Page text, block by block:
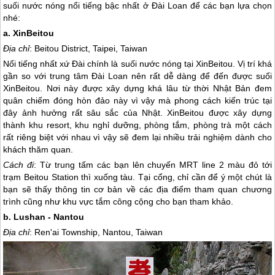
suối nước nóng nổi tiếng bậc nhất ở Đài Loan để các bạn lựa chọn
nhé:
a. XinBeitou
Địa chỉ: Beitou District, Taipei, Taiwan
Nổi tiếng nhất xứ Đài chính là suối nước nóng tại XinBeitou. Vị trí khá
gần so với trung tâmĐài Loan nên rất dễ dàng để đến được suối
XinBeitou. Nơi này được xây dựng khá lâu từ thời Nhật Bản đem
quân chiếm đóng hòn đảo này vì vậy mà phong cách kiến trúc tại
đây ảnh hưởng rất sâu sắc của Nhật. XinBeitou được xây dựng
thành khu resort, khu nghỉ dưỡng, phòng tắm, phòng trà một cách
rất riêng biệt với nhau vì vậy sẽ đem lại nhiều trải nghiệm dành cho
khách thăm quan.
Cách đi: Từ trung tấm các bạn lên chuyến MRT line 2 màu đỏ tới
trạm Beitou Station thì xuống tàu. Tại cổng, chỉ cần để ý một chút là
bạn sẽ thấy thông tin cơ bản về các địa điểm tham quan chương
trình cũng như khu vực tắm công cộng cho bạn tham khảo.
b. Lushan - Nantou
Địa chỉ: Ren'ai Township, Nantou, Taiwan